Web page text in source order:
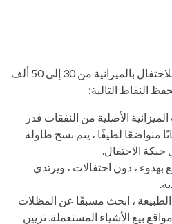
عادة ، تكلف منظمة مستقلة للاحتفال بالميزانية من 30 إلى 50 ألف
النقاط التالية:
الأصلية من النفقات قدر
متواضعًا لطيفًا ، يتم نسج طاولة
الاحتفال.
، دون احتفالات ، ويرتدي
، ابحث مسبقًا عن المظلات
بيع الأشياء المستعملة. تزيين